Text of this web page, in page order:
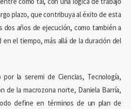
plazo, que contribuya al éxito de esta
años de ejecución, como también a
el tiempo, más allá de la duración del
la seremi de Ciencias, Tecnología,
de la macrozona norte, Daniela Barría,
define en términos de un plan de